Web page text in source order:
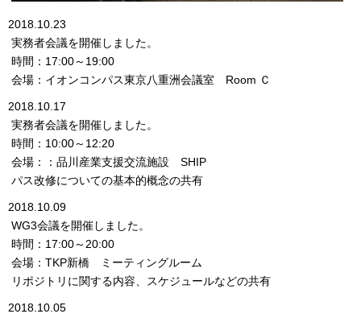
2018.10.23
実務者会議を開催しました。
時間：17:00～19:00
会場：イオンコンパス東京八重洲会議室 Room Ｃ
2018.10.17
実務者会議を開催しました。
時間：10:00～12:20
会場：：品川産業支援交流施設 SHIP
パス改修についての基本的概念の共有
2018.10.09
WG3会議を開催しました。
時間：17:00～20:00
会場：TKP新橋 ミーティングルーム
リポジトリに関する内容、スケジュールなどの共有
2018.10.05